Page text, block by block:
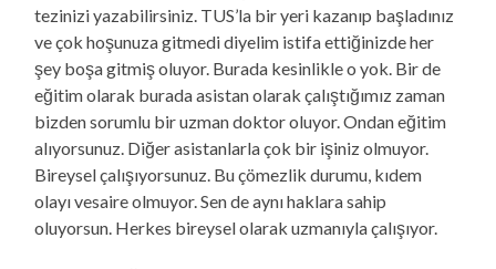
tezinizi yazabilirsiniz. TUS’la bir yeri kazanıp başladınız
ve çok hoşunuza gitmedi diyelim istifa ettiğinizde her
şey boşa gitmiş oluyor. Burada kesinlikle o yok. Bir de
eğitim olarak burada asistan olarak çalıştığımız zaman
bizden sorumlu bir uzman doktor oluyor. Ondan eğitim
alıyorsunuz. Diğer asistanlarla çok bir işiniz olmuyor.
Bireysel çalışıyorsunuz. Bu çömezlik durumu, kıdem
olayı vesaire olmuyor. Sen de aynı haklara sahip
oluyorsun. Herkes bireysel olarak uzmanıyla çalışıyor.